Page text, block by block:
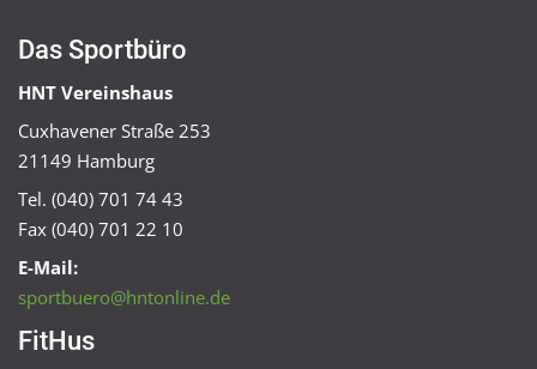
Das Sportbüro
HNT Vereinshaus
Cuxhavener Straße 253
21149 Hamburg
Tel. (040) 701 74 43
Fax (040) 701 22 10
E-Mail:
sportbuero@hntonline.de
FitHus